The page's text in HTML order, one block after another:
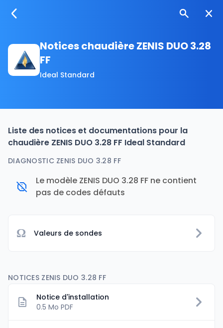
Notices chaudière ZENIS DUO 3.28
FF
Ideal Standard
Liste des notices et documentations pour la
chaudière ZENIS DUO 3.28 FF Ideal Standard
DIAGNOSTIC ZENIS DUO 3.28 FF
Le modèle ZENIS DUO 3.28 FF ne contient
pas de codes défauts
Ω Valeurs de sondes
NOTICES ZENIS DUO 3.28 FF
Notice d'installation
0.5 Mo PDF